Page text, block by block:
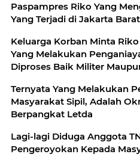
Paspampres Riko Yang
Yang Terjadi di Jakarta Barat
Keluarga Korban Minta
Yang Melakukan
Diproses Baik Militer
Ternyata Yang Melakukan
Masyarakat Sipil, Adalah
Berpangkat Letda
Lagi-lagi Diduga Anggota
Pengeroyokan Kepada